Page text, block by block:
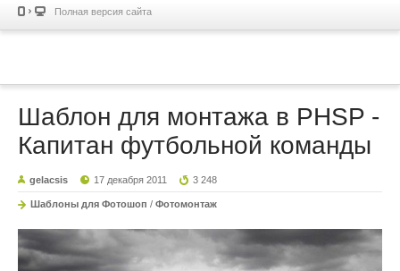
Полная версия сайта
Шаблон для монтажа в PHSP -
Капитан футбольной команды
gelacsis 17 декабря 2011 3 248
Шаблоны для Фотошоп / Фотомонтаж